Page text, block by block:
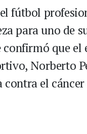
fútbol
para uno de
confirmó que
Norberto
el